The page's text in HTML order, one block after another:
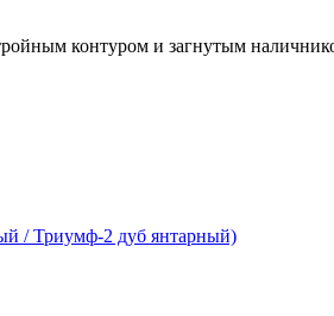
контуром и загнутым
/ Триумф-2 дуб янтарный)